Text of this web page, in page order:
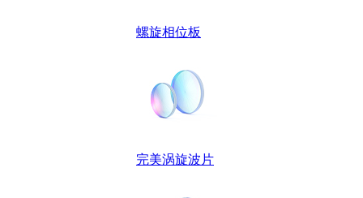
螺旋相位板
完美涡旋波片